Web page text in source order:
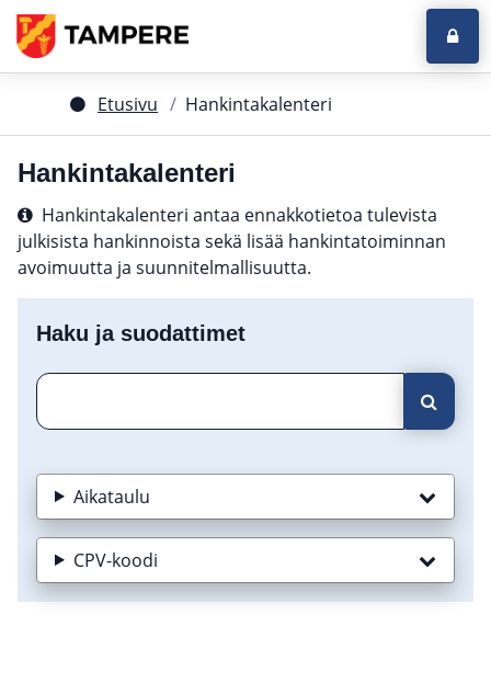
Etusivu Hankintakalenteri
Hankintakalenteri
Hankintakalenteri antaa ennakkotietoa tulevista
julkisista hankinnoista sekä lisää hankintatoiminnan
avoimuutta ja suunnitelmallisuutta.
Haku ja suodattimet
Pikahaku
Aikataulu
CPV-koodi